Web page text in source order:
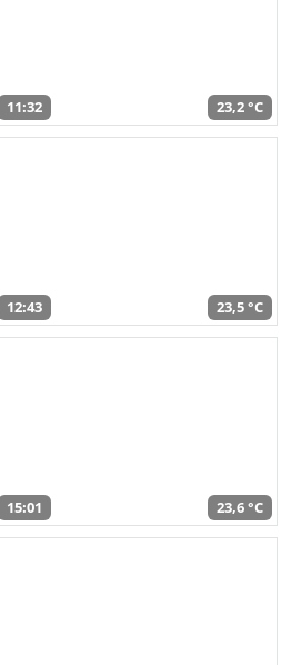
11:32 23,2 °C
12:43 23,5 °C
15:01 23,6 °C